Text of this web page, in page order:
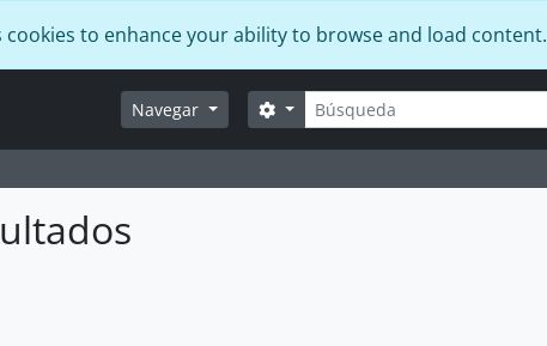
cookies to enhance your ability to browse and load content.
Navegar Búsqueda
Search options